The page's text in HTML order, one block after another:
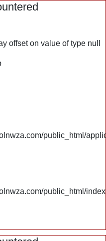
offset on value of type null
public_html/
public_html/